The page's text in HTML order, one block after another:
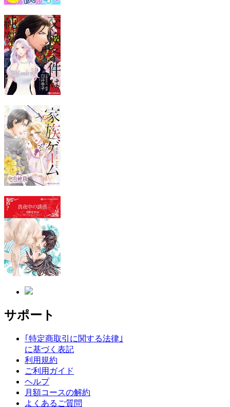
サポート
｢特定商取引に関する法律｣
に基づく表記
利用規約
ご利用ガイド
ヘルプ
月額コースの解約
よくあるご質問